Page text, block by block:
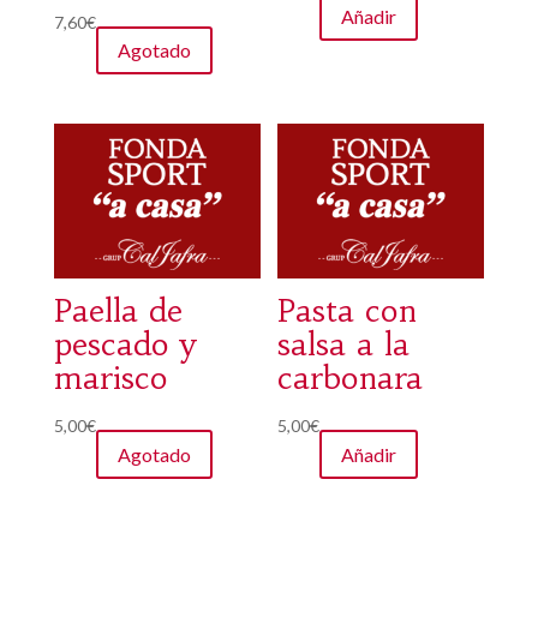
7,60€
Agotado
Añadir
Paella de
pescado y
marisco
5,00€
Agotado
Pasta con
salsa a la
carbonara
5,00€
Añadir